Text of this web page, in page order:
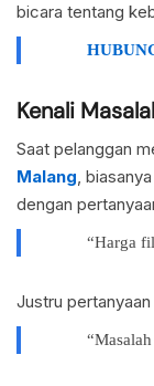
bicara tentang
Kenali
Saat pelanggan
Malang ,
dengan
“Harga
Justru